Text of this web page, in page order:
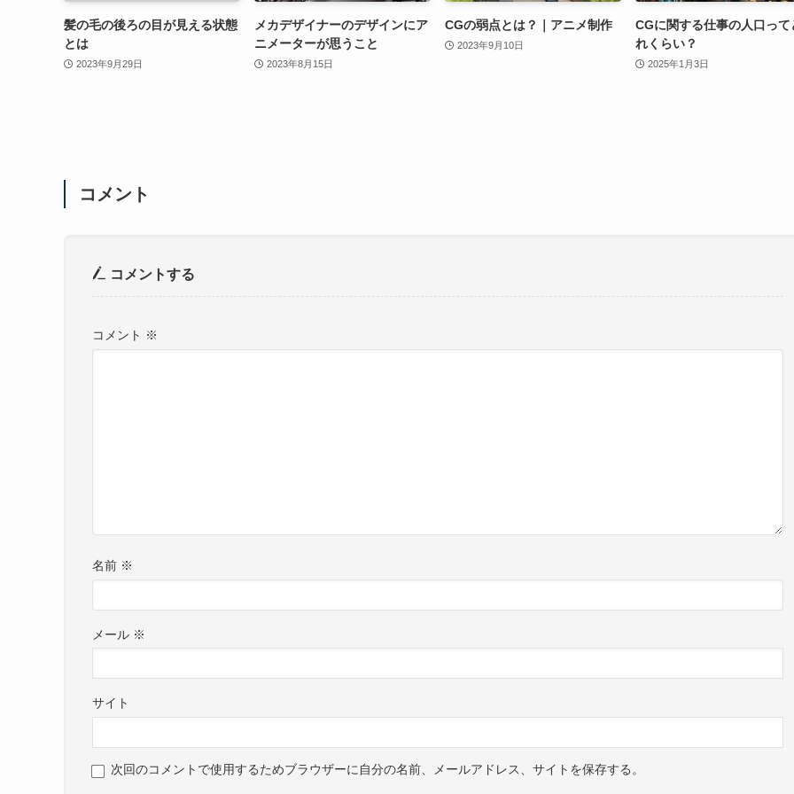
髪の毛の後ろの目が見える状態
とは
2023年9月29日
メカデザイナーのデザインにア
ニメーターが思うこと
2023年8月15日
CGの弱点とは？｜アニメ制作
2023年9月10日
CGに関する仕事の人口って
れくらい？
2025年1月3日
コメント
コメントする
コメント ※
名前 ※
メール ※
サイト
次回のコメントで使用するためブラウザーに自分の名前、メールアドレス、サイトを保存する。